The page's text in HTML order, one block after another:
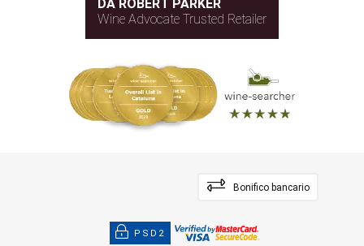
DA ROBERT PARKER
Wine Advocate Trusted Retailer
Bonifico bancario
PSD2